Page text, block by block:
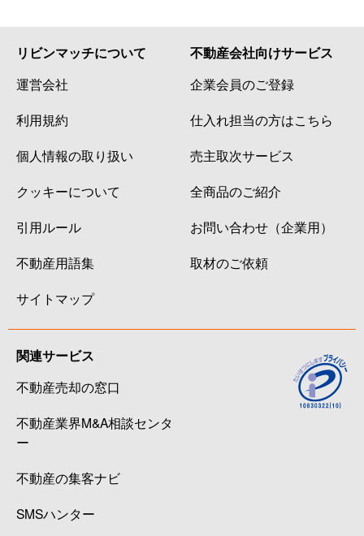
リビンマッチについて
運営会社
利用規約
個人情報の取り扱い
クッキーについて
引用ルール
不動産用語集
サイトマップ
不動産会社向けサービス
企業会員のご登録
仕入れ担当の方はこちら
売主取次サービス
全商品のご紹介
お問い合わせ（企業用）
取材のご依頼
関連サービス
不動産売却の窓口
不動産業界M&A相談センタ
ー
不動産の集客ナビ
SMSハンター